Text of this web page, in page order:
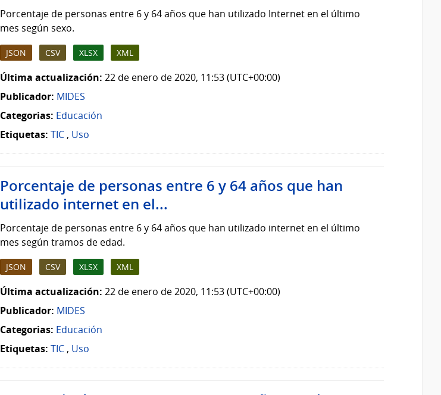
Porcentaje de personas entre 6 y 64 años que han utilizado Internet en el último
mes según sexo.
JSON CSV XLSX XML
Última actualización: 22 de enero de 2020, 11:53 (UTC+00:00)
Publicador: MIDES
Categorias: Educación
Etiquetas: TIC , Uso
Porcentaje de personas entre 6 y 64 años que han
utilizado internet en el...
Porcentaje de personas entre 6 y 64 años que han utilizado internet en el último
mes según tramos de edad.
JSON CSV XLSX XML
Última actualización: 22 de enero de 2020, 11:53 (UTC+00:00)
Publicador: MIDES
Categorias: Educación
Etiquetas: TIC , Uso